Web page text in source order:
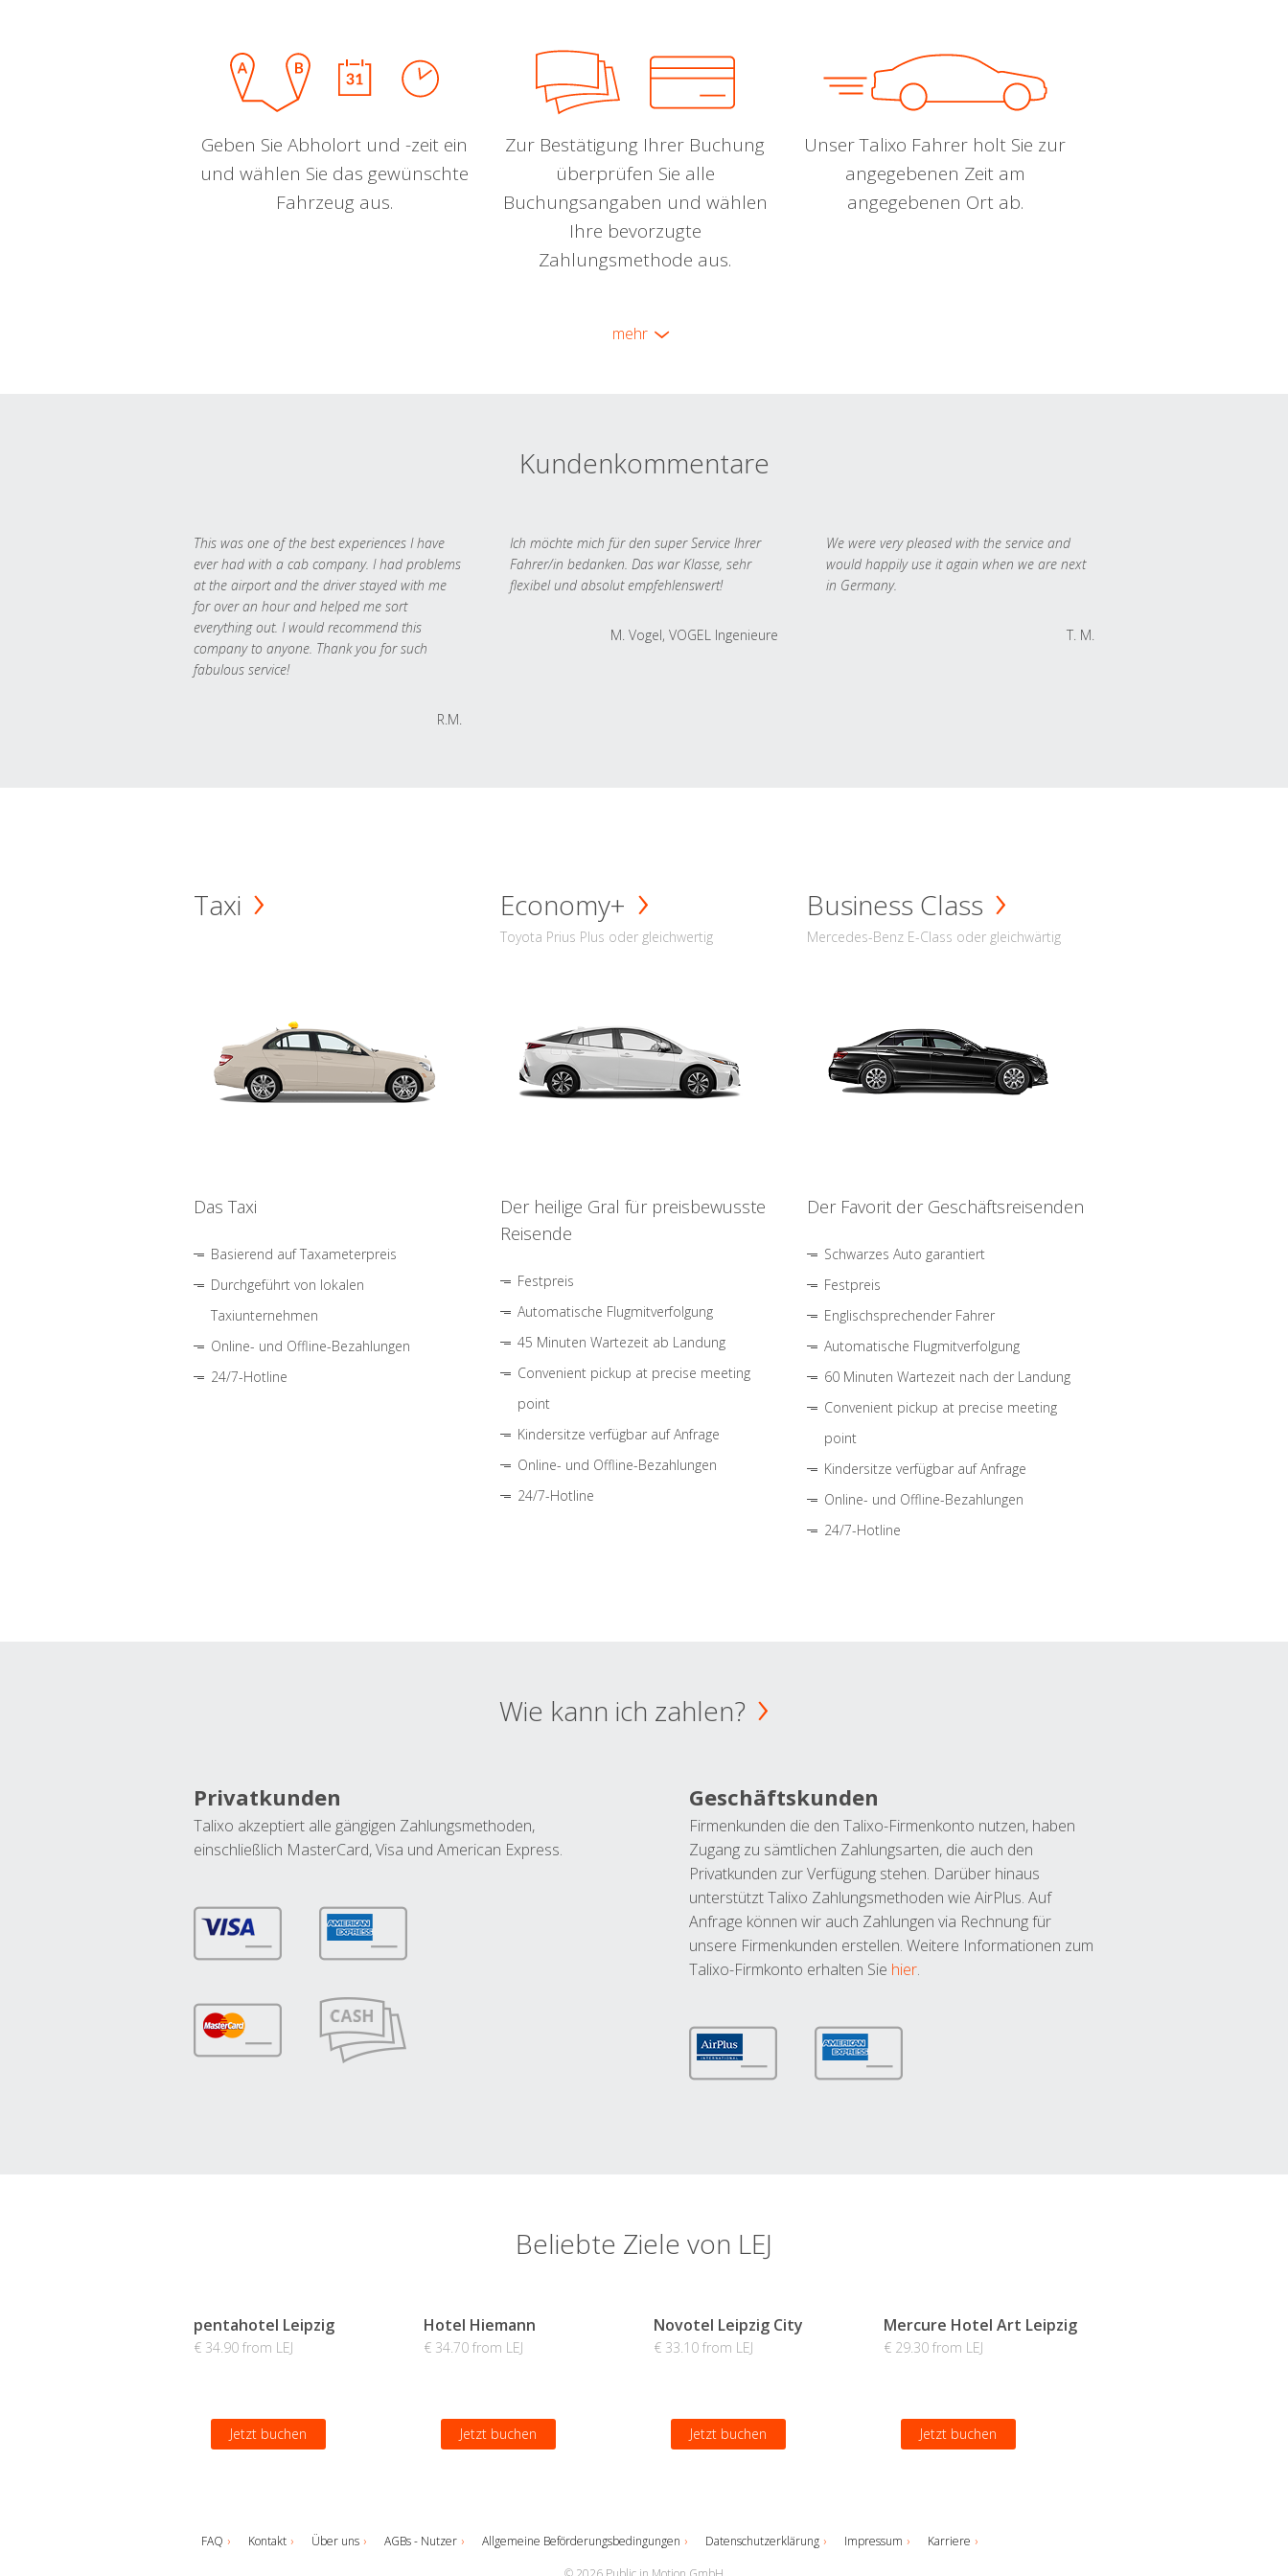
Geben Sie Abholort und -zeit ein
und wählen Sie das gewünschte
Fahrzeug aus.
Zur Bestätigung Ihrer Buchung
überprüfen Sie alle
Buchungsangaben und wählen
Ihre bevorzugte
Zahlungsmethode aus.
Unser Talixo Fahrer holt Sie zur
angegebenen Zeit am
angegebenen Ort ab.
mehr
Kundenkommentare
This was one of the best experiences I have
ever had with a cab company. I had problems
at the airport and the driver stayed with me
for over an hour and helped me sort
everything out. I would recommend this
company to anyone. Thank you for such
fabulous service!
R.M.
Ich möchte mich für den super Service Ihrer
Fahrer/in bedanken. Das war Klasse, sehr
flexibel und absolut empfehlenswert!
M. Vogel, VOGEL Ingenieure
We were very pleased with the service and
would happily use it again when we are next
in Germany.
T. M.
Taxi
Das Taxi
Basierend auf Taxameterpreis
Durchgeführt von lokalen
Taxiunternehmen
Online- und Offline-Bezahlungen
24/7-Hotline
Economy+
Toyota Prius Plus oder gleichwertig
Der heilige Gral für preisbewusste
Reisende
Festpreis
Automatische Flugmitverfolgung
45 Minuten Wartezeit ab Landung
Convenient pickup at precise meeting
point
Kindersitze verfügbar auf Anfrage
Online- und Offline-Bezahlungen
24/7-Hotline
Business Class
Mercedes-Benz E-Class oder gleichwärtig
Der Favorit der Geschäftsreisenden
Schwarzes Auto garantiert
Festpreis
Englischsprechender Fahrer
Automatische Flugmitverfolgung
60 Minuten Wartezeit nach der Landung
Convenient pickup at precise meeting
point
Kindersitze verfügbar auf Anfrage
Online- und Offline-Bezahlungen
24/7-Hotline
Wie kann ich zahlen?
Privatkunden
Talixo akzeptiert alle gängigen Zahlungsmethoden,
einschließlich MasterCard, Visa und American Express.
Geschäftskunden
Firmenkunden die den Talixo-Firmenkonto nutzen, haben
Zugang zu sämtlichen Zahlungsarten, die auch den
Privatkunden zur Verfügung stehen. Darüber hinaus
unterstützt Talixo Zahlungsmethoden wie AirPlus. Auf
Anfrage können wir auch Zahlungen via Rechnung für
unsere Firmenkunden erstellen. Weitere Informationen zum
Talixo-Firmkonto erhalten Sie hier.
Beliebte Ziele von LEJ
pentahotel Leipzig
€ 34.90 from LEJ
Jetzt buchen
Hotel Hiemann
€ 34.70 from LEJ
Jetzt buchen
Novotel Leipzig City
€ 33.10 from LEJ
Jetzt buchen
Mercure Hotel Art Leipzig
€ 29.30 from LEJ
Jetzt buchen
FAQ Kontakt Über uns AGBs - Nutzer Allgemeine Beförderungsbedingungen Datenschutzerklärung Impressum
Karriere